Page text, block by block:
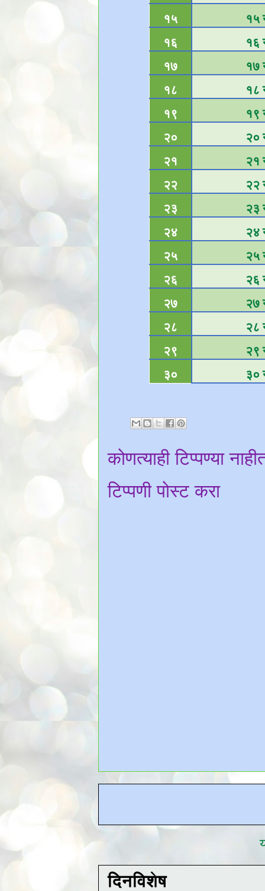
१५
१५
१६
१६
१७
१७
१८
१८
१९
१९
२०
२०
२१
२१
२२
२२
२३
२३
२४
२४
२५
२५
२६
२६
२७
२७
२८
२८
२९
२९
३०
३०
कोणत्याही टिप्पण्‍या
टिप्पणी पोस्ट करा
दिनविशेष